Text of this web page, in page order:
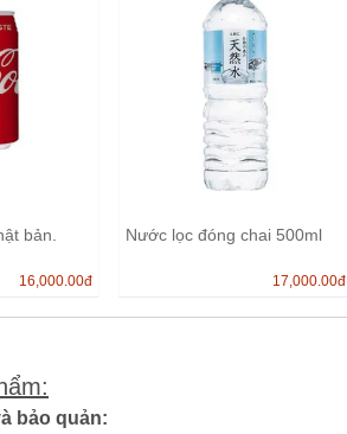
bản.
16,000.00đ
Nước lọc đóng chai 500ml
17,000.00đ
:
bảo quản: